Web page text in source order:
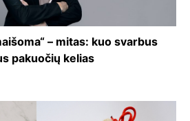
– mitas: kuo svarbus
pakuočių kelias